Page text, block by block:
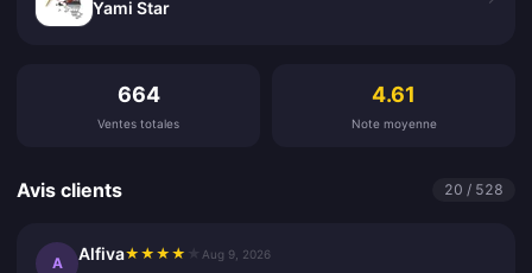
Yami Star
664
Ventes totales
4.61
Note moyenne
Avis clients 20 / 528
A Alfiva★ ★ ★ ★ Aug 9, 2026